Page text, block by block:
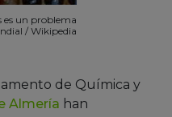
es un problema
/ Wikipedia
de Química y
Almería han